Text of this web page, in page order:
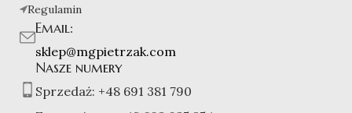
Regulamin
Email:
sklep@mgpietrzak.com
Nasze numery
Sprzedaż: +48 691 381 790